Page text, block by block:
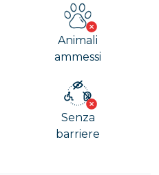
Animali
ammessi
Senza
barriere